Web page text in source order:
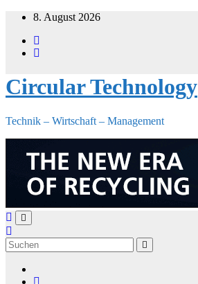
Zum
springen
8. August 2026
Circular Technology
Technik – Wirtschaft – Management